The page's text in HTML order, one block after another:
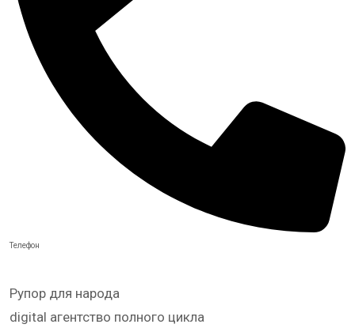
Телефон
Рупор для народа
digital агентство полного цикла